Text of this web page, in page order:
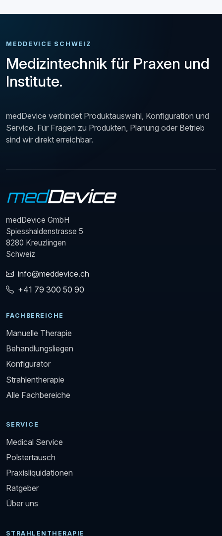
MEDDEVICE SCHWEIZ
Medizintechnik für Praxen und
Institute.
medDevice verbindet Produktauswahl, Konfiguration und
Service. Für Fragen zu Produkten, Planung oder Betrieb
sind wir direkt erreichbar.
medDevice GmbH
Spiesshaldenstrasse 5
8280 Kreuzlingen
Schweiz
info@meddevice.ch
+41 79 300 50 90
FACHBEREICHE
Manuelle Therapie
Behandlungsliegen
Konfigurator
Strahlentherapie
Alle Fachbereiche
SERVICE
Medical Service
Polstertausch
Praxisliquidationen
Ratgeber
Über uns
STRAHLENTHERAPIE